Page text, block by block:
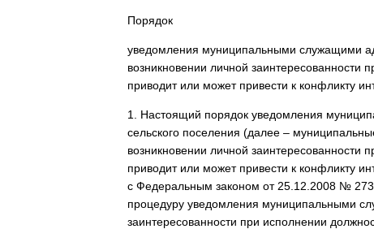
Порядок
уведомления муниципальными служащими
возникновении личной заинтересованности
приводит или может привести к конфликту
1. Настоящий порядок уведомления
сельского поселения (далее –
возникновении личной заинтересованности
приводит или может привести к конфликту
с Федеральным законом от 25.12.2008 №
процедуру уведомления муниципальными
заинтересованности при исполнении